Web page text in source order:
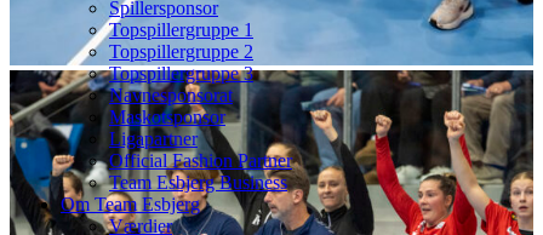
Spillersponsor
Topspillergruppe 1
Topspillergruppe 2
Topspillergruppe 3
Navnesponsorat
Maskotsponsor
Ligapartner
Official Fashion Partner
Team Esbjerg Business
Om Team Esbjerg
Værdier